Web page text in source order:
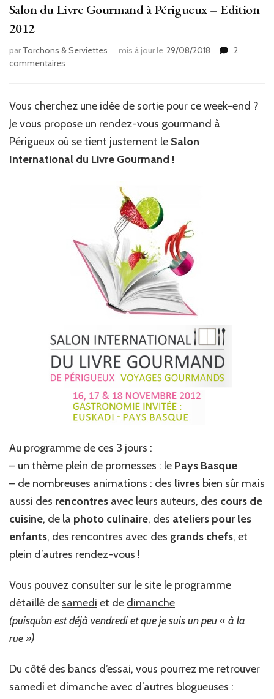
Salon du Livre Gourmand à Périgueux – Edition
2012
par Torchons & Serviettes mis à jour le 29/08/2018
2
commentaires
à
Périgueux
Edition
Vous cherchez une idée de sortie pour ce week-end ?
Je vous propose un rendez-vous gourmand à
Périgueux où se tient justement le Salon
International du Livre Gourmand !
Au programme de ces 3 jours :
– un thème plein de promesses : le Pays Basque
– de nombreuses animations : des livres bien sûr mais
aussi des rencontres avec leurs auteurs, des cours de
cuisine, de la photo culinaire, des ateliers pour les
enfants, des rencontres avec des grands chefs, et
plein d’autres rendez-vous !
Vous pouvez consulter sur le site le programme
détaillé de samedi et de dimanche
(puisqu’on est déjà vendredi etque je suis un peu « à la
rue »)
Du côté des bancs d’essai, vous pourrez me retrouver
samedi et dimanche avec d’autres blogueuses :